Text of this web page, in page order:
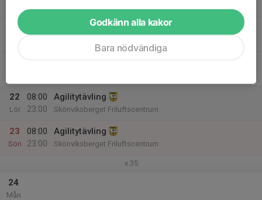
20 Veteranerna
22
Lör
08:00
23:00
Agilitytävling
Skönviksberget Friluftscentrum
23
Sön
08:00
23:00
Agilitytävling
Skönviksberget Friluftscentrum
v.35
24
Mån
Godkänn alla kakor
Bara nödvändiga